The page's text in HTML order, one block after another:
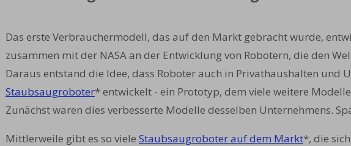
Das erste Verbrauchermodell, das auf den Markt gebracht wurde,
zusammen mit der NASA an der Entwicklung von Robotern, die den
Daraus entstand die Idee, dass Roboter auch in Privathaushalten und
Staubsaugroboter* entwickelt - ein Prototyp, dem viele weitere
Zunächst waren dies verbesserte Modelle desselben Unternehmens.
Mittlerweile gibt es so viele Staubsaugroboter auf dem Markt*, die